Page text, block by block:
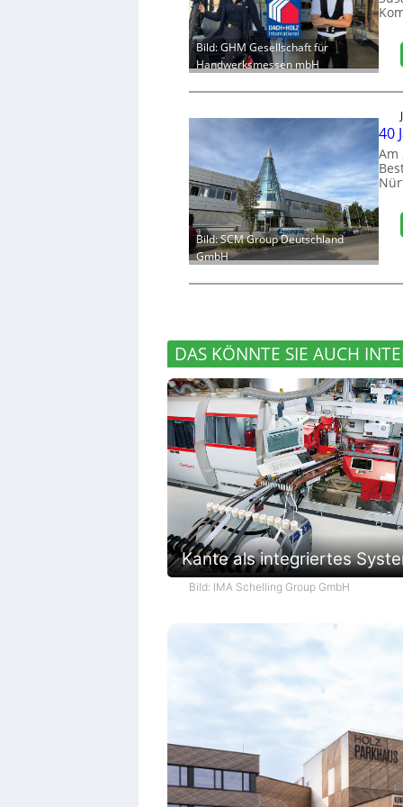
Bild: GHM Gesellschaft für
Handwerksmessen mbH
Bild: SCM Group Deutschland
GmbH
40
Am
DAS KÖNNTE SIE AUCH
Kante als integriertes
Bild: IMA Schelling Group GmbH